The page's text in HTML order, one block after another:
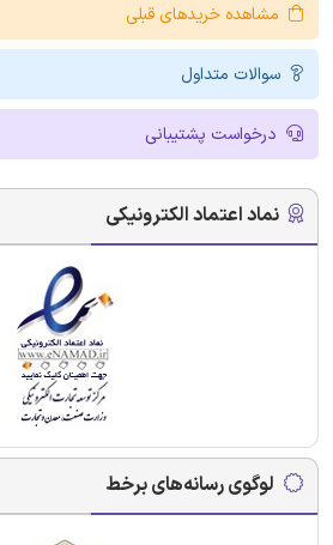
مشاهده خریدهای قبلی
سوالات متداول
درخواست پشتیبانی
نماد اعتماد الکترونیکی
لوگوی رسانه‌های برخط